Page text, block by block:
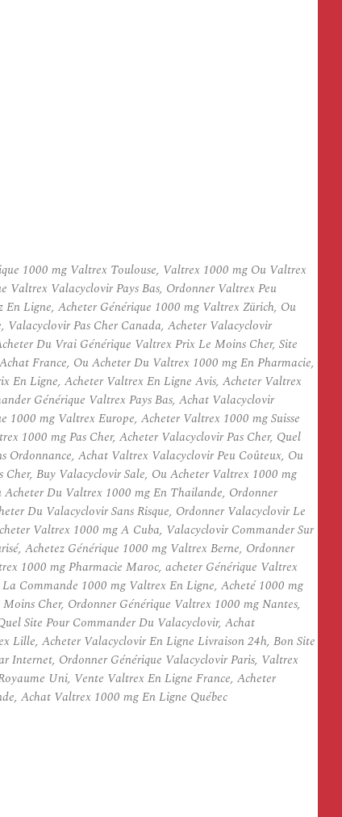
1000 mg Valtrex Toulouse, Valtrex 1000 mg Ou Valtrex
Valacyclovir Pays Bas, Ordonner Valtrex Peu
Ligne, Acheter Générique 1000 mg Valtrex Zürich, Ou
Pas Cher Canada, Acheter Valacyclovir
Du Vrai Générique Valtrex Prix Le Moins Cher, Site
France, Ou Acheter Du Valtrex 1000 mg En Pharmacie,
En Ligne, Acheter Valtrex En Ligne Avis, Acheter Valtrex
Générique Valtrex Pays Bas, Achat Valacyclovir
mg Valtrex Europe, Acheter Valtrex 1000 mg Suisse
1000 mg Pas Cher, Acheter Valacyclovir Pas Cher, Quel
Ordonnance, Achat Valtrex Valacyclovir Peu Coûteux, Ou
Buy Valacyclovir Sale, Ou Acheter Valtrex 1000 mg
Du Valtrex 1000 mg En Thailande, Ordonner
Du Valacyclovir Sans Risque, Ordonner Valacyclovir Le
Valtrex 1000 mg A Cuba, Valacyclovir Commander Sur
Achetez Générique 1000 mg Valtrex Berne, Ordonner
1000 mg Pharmacie Maroc, acheter Générique Valtrex
Commande 1000 mg Valtrex En Ligne, Acheté 1000 mg
Cher, Ordonner Générique Valtrex 1000 mg Nantes,
Site Pour Commander Du Valacyclovir, Achat
Lille, Acheter Valacyclovir En Ligne Livraison 24h, Bon Site
Internet, Ordonner Générique Valacyclovir Paris, Valtrex
Uni, Vente Valtrex En Ligne France, Acheter
Achat Valtrex 1000 mg En Ligne Québec